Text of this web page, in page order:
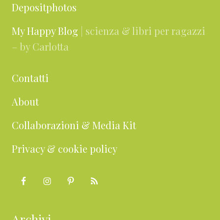
Depositphotos
My Happy Blog | scienza & libri per ragazzi
– by Carlotta
Contatti
About
Collaborazioni & Media Kit
Privacy & cookie policy